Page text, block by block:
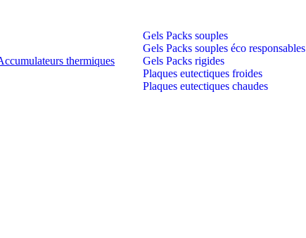
thermiques
Gels Packs souples
Gels Packs souples éco responsables
Gels Packs rigides
Plaques eutectiques froides
Plaques eutectiques chaudes